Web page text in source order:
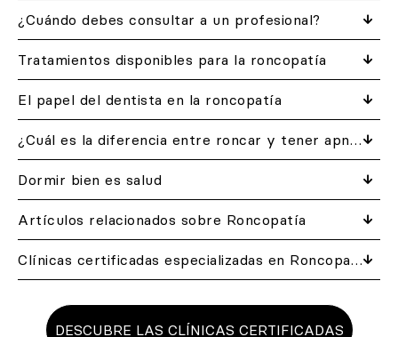
¿Cuándo debes consultar a un profesional?
Tratamientos disponibles para la roncopatía
El papel del dentista en la roncopatía
¿Cuál es la diferencia entre roncar y tener apnea del sueño?
Dormir bien es salud
Artículos relacionados​ sobre Roncopatía
Clínicas certificadas especializadas en Roncopatía
DESCUBRE LAS CLÍNICAS CERTIFICADAS